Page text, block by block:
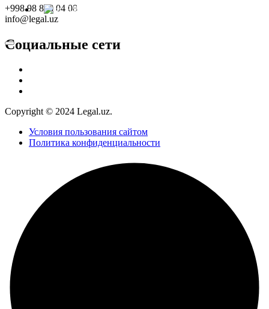
RU
+998 98 808 04 08
info@legal.uz
Социальные сети
Copyright © 2024 Legal.uz.
Условия пользования сайтом
Политика конфиденциальности